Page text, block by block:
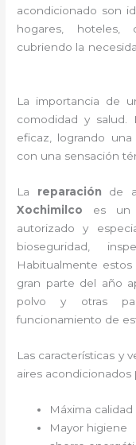
acondicionado son
hogares, hoteles,
cubriendo la
La importancia de
comodidad y salud.
eficaz, logrando
con una sensación
La reparación de
Xochimilco
es un
autorizado y
bioseguridad,
Habitualmente
gran parte del año
polvo y otras
funcionamiento de
Las características y
aires acondicionados
Máxima
Mayor higiene